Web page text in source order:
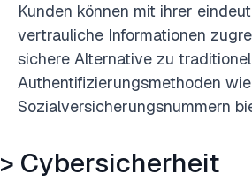
Kunden können mit ihrer
vertrauliche Informationen
sichere Alternative zu
Authentifizierungsmethoden wie
Sozialversicherungsnummern
> Cybersicherheit